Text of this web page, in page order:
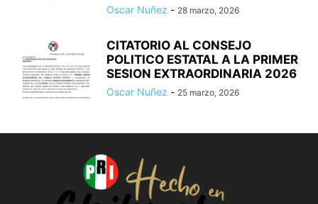
Oscar Nuñez - 28 marzo, 2026
CITATORIO AL CONSEJO
POLITICO ESTATAL A LA PRIMER
SESION EXTRAORDINARIA 2026
Oscar Nuñez - 25 marzo, 2026